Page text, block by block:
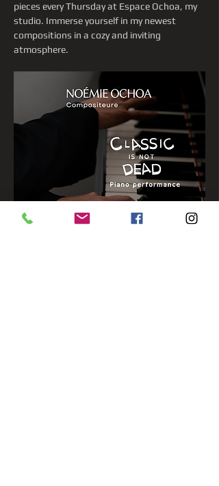
pieces every Thursday at Espace Ochoa, my
studio. Immerse yourself in my newest
compositions in a cozy and inviting
atmosphere.